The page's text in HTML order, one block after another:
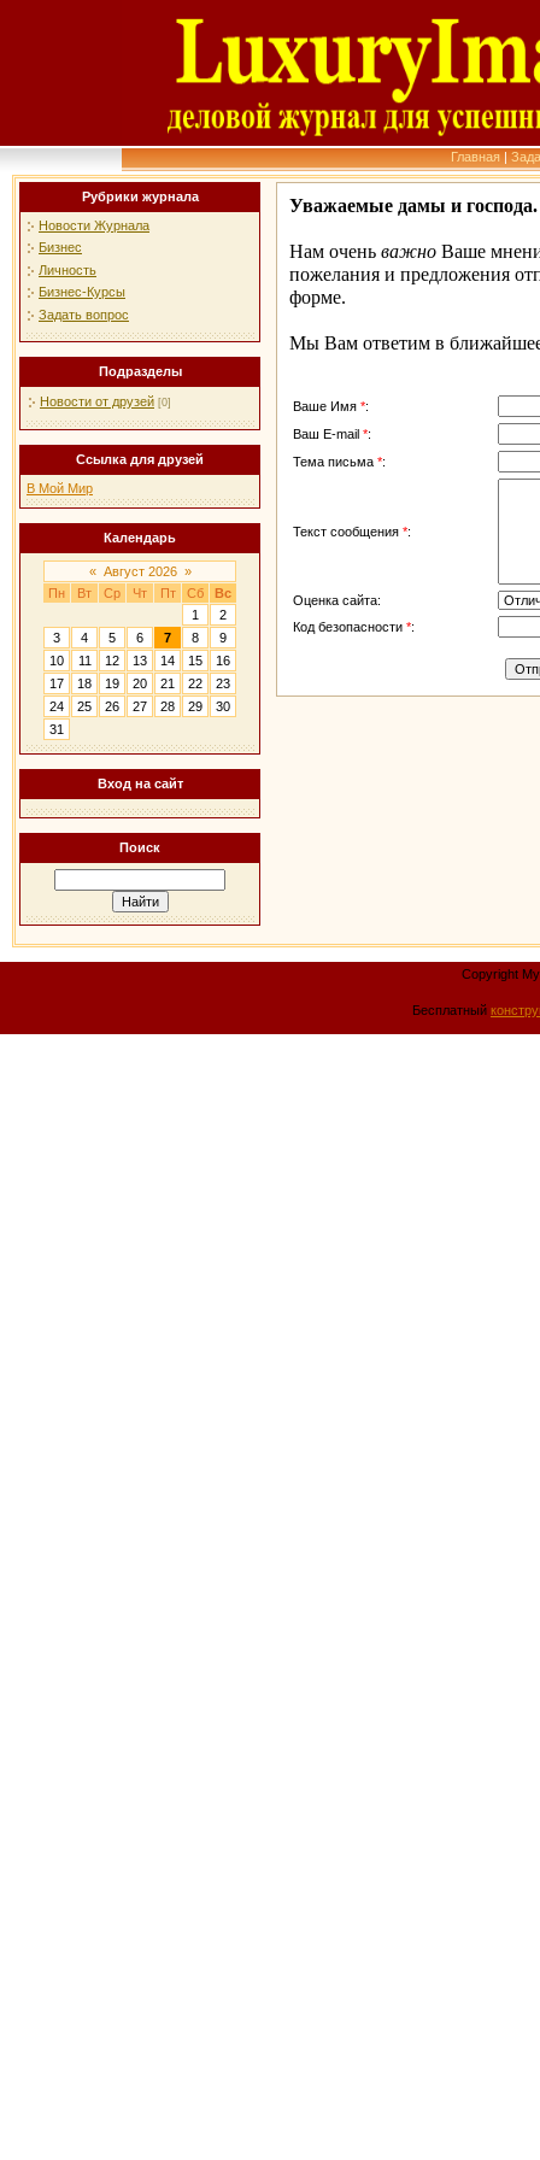
Главная |
Рубрики журнала
Новости Журнала
Бизнес
Личность
Бизнес-Курсы
Задать вопрос
Подразделы
Новости от друзей [0]
Ссылка для друзей
В Мой Мир
Календарь
« Август 2026 »
Пн
Вт Ср Чт Пт Сб
Вс
1
2
3
4 5 6 7 8
9
10
11 12 13 14 15
16
17
18 19 20 21 22
23
24
25 26 27 28 29
30
31
Вход на сайт
Поиск
Уважаемые дамы и господа.
Нам очень важно Ваше
пожелания и предложения
форме.
Мы Вам ответим в
Ваше Имя *:
Ваш E-mail *:
Тема письма *:
Текст сообщения *:
Оценка сайта:
Код безопасности *:
Copyright
Бесплатный